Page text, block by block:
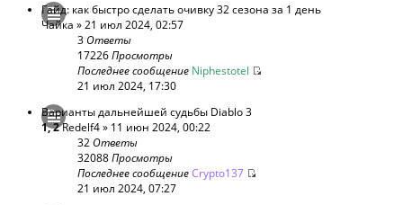
Гайд: как быстро сделать очивку 32 сезона за 1 день
Чайка » 21 июл 2024, 02:57
3Ответы
17226Просмотры
Последнее сообщение Niphestotel
21 июл 2024, 17:30
Варианты дальнейшей судьбы Diablo 3
1,2Redelf4» 11 июн 2024, 00:22
32Ответы
32088Просмотры
Последнее сообщениеCrypto137
21 июл 2024, 07:27